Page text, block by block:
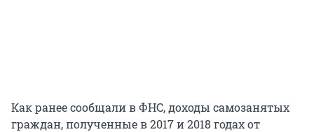
Как ранее сообщали в ФНС, доходы самозанятых
граждан, полученные в 2017 и 2018 годах от